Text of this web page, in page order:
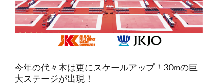
今年の代々木は更にスケールアップ！30mの巨
大ステージが出現！